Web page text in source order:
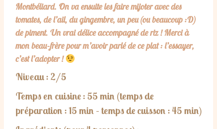
Montbéliard. On va ensuite les faire mijoter avec des
tomates, de l’ail, du gingembre, un peu (ou beaucoup :D)
de piment. Un vrai délice accompagné de riz ! Merci à
mon beau-frère pour m’avoir parlé de ce plat : l’essayer,
c’est l’adopter !
Niveau : 2/5
Temps en cuisine : 55 min (temps de
préparation : 15 min – temps de cuisson : 45 min)